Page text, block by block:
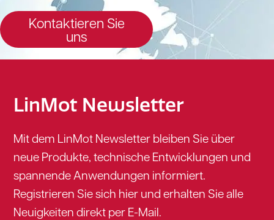
Kontaktieren Sie
uns
LinMot Newsletter
Mit dem LinMot Newsletter bleiben Sie über
neue Produkte, technische Entwicklungen und
spannende Anwendungen informiert.
Registrieren Sie sich hier und erhalten Sie alle
Neuigkeiten direkt per E-Mail.